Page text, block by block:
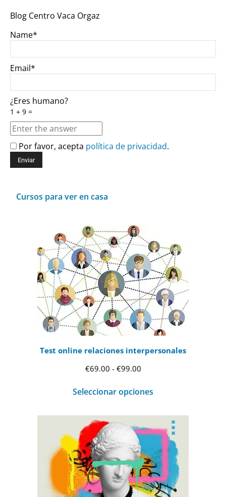
Blog Centro Vaca Orgaz
Name*
Email*
¿Eres humano?
1 + 9 =
Por favor, acepta política de privacidad.
Cursos para ver en casa
Test online relaciones interpersonales
€69.00 - €99.00Rango
precios:
desde
€69.00
hasta
€99.00
Seleccionar opciones